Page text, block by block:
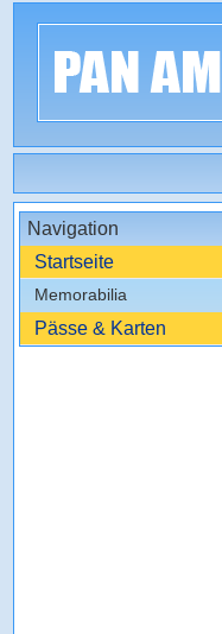
Navigation
Startseite
Memorabilia
Pässe & Karten